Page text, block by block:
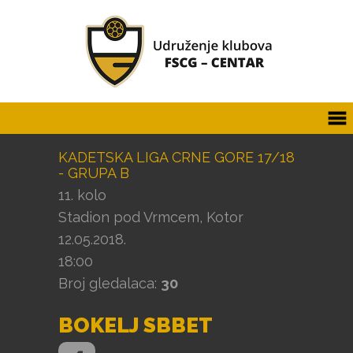
KADETSKA LIGA CRNE GORE 17/18
- GRUPA B
11. kolo
Stadion pod Vrmcem, Kotor
12.05.2018.
18:00
Broj gledalaca: 30
BOKELJ SBBET